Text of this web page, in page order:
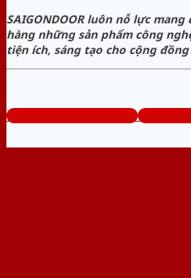
SAIGONDOOR luôn nỗ lực
hàng những sản phẩm công
tiện ích, sáng tạo cho cộng
www.cuagocuathep.com Tổng đài